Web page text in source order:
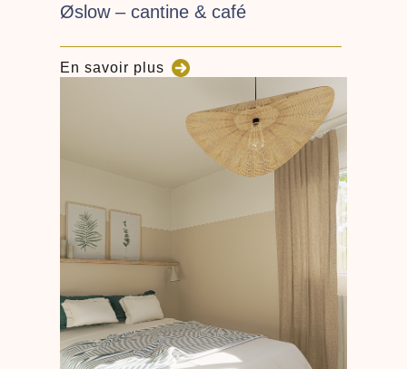
Øslow – cantine & café
En savoir plus